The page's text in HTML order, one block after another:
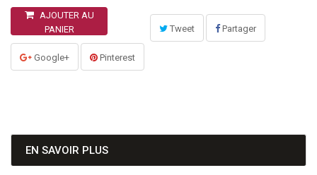
AJOUTER AU
PANIER
Tweet Partager
Google+ Pinterest
EN SAVOIR PLUS